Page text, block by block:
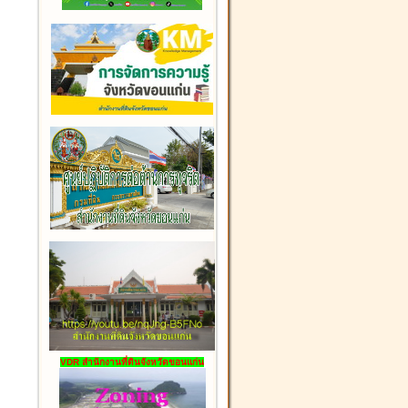
VDR สำนักงานที่ดินจังหวัดขอนแก่น